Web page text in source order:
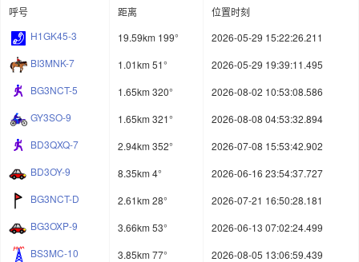
呼号 距离
位置时刻
H1GK45-3
19.59km 199°
2026-05-29 15:22:26.211
BI3MNK-7
1.01km 51°
2026-05-29 19:39:11.495
BG3NCT-5
1.65km 320°
2026-08-02 10:53:08.586
GY3SO-9
1.65km 321°
2026-08-08 04:53:32.894
BD3QXQ-7
2.94km 352°
2026-07-08 15:53:42.902
BD3OY-9
8.35km 4°
2026-06-16 23:54:37.727
BG3NCT-D
2.61km 28°
2026-07-21 16:50:28.181
BG3OXP-9
3.66km 53°
2026-06-13 07:02:24.499
BS3MC-10
3.85km 77°
2026-08-05 13:06:59.439